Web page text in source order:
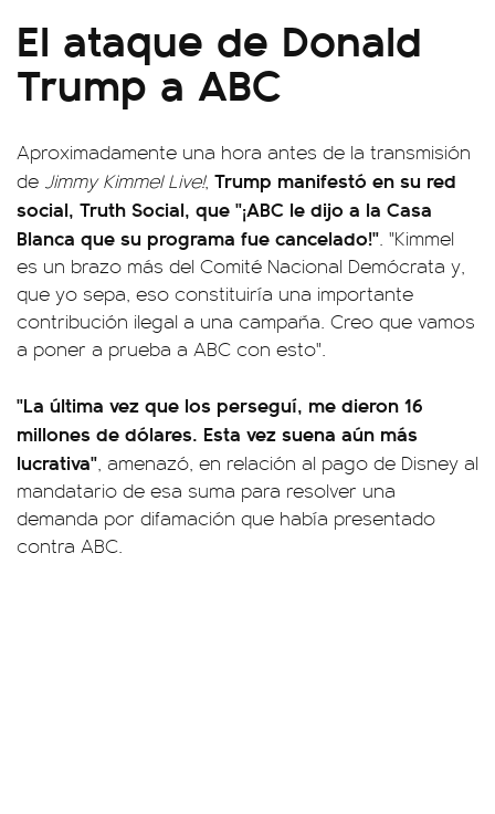
El ataque de Donald
Trump a ABC
Aproximadamente una hora antes de la transmisión
de Jimmy Kimmel Live!, Trump manifestó en su red
social, Truth Social, que "¡ABC le dijo a la Casa
Blanca que su programa fue cancelado!". "Kimmel
es un brazo más del Comité Nacional Demócrata y,
que yo sepa, eso constituiría una importante
contribución ilegal a una campaña. Creo que vamos
a poner a prueba a ABC con esto".
"La última vez que los perseguí, me dieron 16
millones de dólares. Esta vez suena aún más
lucrativa", amenazó, en relación al pago de Disney al
mandatario de esa suma para resolver una
demanda por difamación que había presentado
contra ABC.